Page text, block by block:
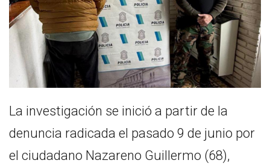
La investigación se inició a partir de la
denuncia radicada el pasado 9 de junio por
el ciudadano Nazareno Guillermo (68),